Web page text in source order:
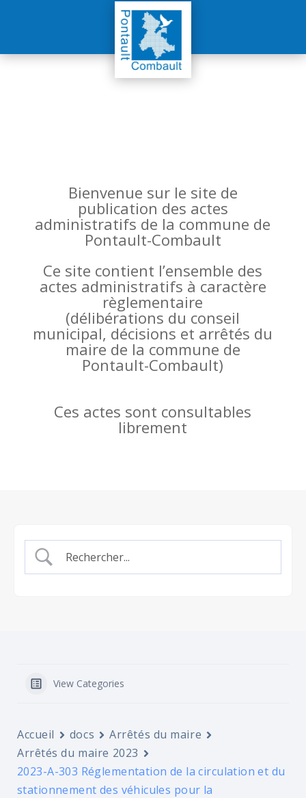
Bienvenue sur le site de
publication des actes
administratifs de la commune de
Pontault-Combault
Ce site contient l’ensemble des
actes administratifs à caractère
règlementaire
(délibérations du conseil
municipal, décisions et arrêtés du
maire de la commune de
Pontault-Combault)
Ces actes sont consultables
librement
View Categories
Accueil docs
Arrêtés du maire
Arrêtés du maire 2023
2023-A-303 Réglementation de la circulation et du
stationnement des véhicules pour la